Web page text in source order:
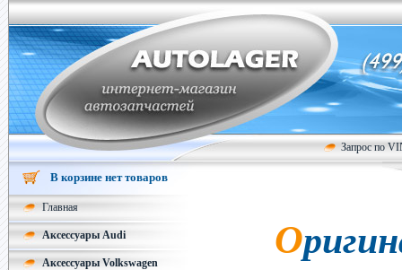
Запрос по
В корзине нет товаров
Главная
Аксессуары Audi
Аксессуары Volkswagen
Оригинальные колесные диски